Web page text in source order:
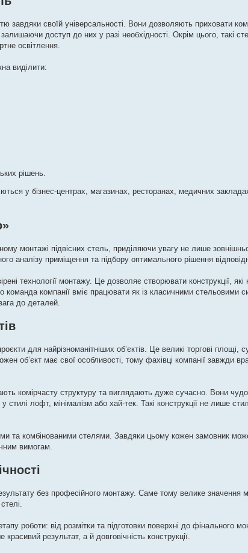
завдяки своїй універсальності. Вони дозволяють приховати
доступ до них у разі необхідності. Окрім цього, такі
освітлення.
виділити:
рішень.
у бізнес-центрах, магазинах, ресторанах, медичних
монтажі підвісних стель, приділяючи увагу не лише
аналізу приміщення та підбору оптимального рішення
технології монтажу. Це дозволяє створювати конструкції,
компанії вміє працювати як із класичними стельовими
до деталей.
для найрізноманітніших об’єктів. Це великі торгові площі,
об’єкт має свої особливості, тому фахівці компанії завжди
комірчасту структуру та виглядають дуже сучасно. Вони
стилі лофт, мінімалізм або хай-тек. Такі конструкції не лише
та комбінованими стелями. Завдяки цьому кожен замовник
вимогам.
без професійного монтажу. Саме тому велике значення
роботи: від розмітки та підготовки поверхні до фінального
результат, а й довговічність конструкції.